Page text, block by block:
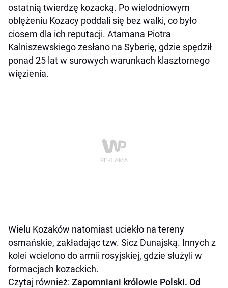
ostatnią twierdzę kozacką. Po wielodniowym
oblężeniu Kozacy poddali się bez walki, co było
ciosem dla ich reputacji. Atamana Piotra
Kalniszewskiego zesłano na Syberię, gdzie spędził
ponad 25 lat w surowych warunkach klasztornego
więzienia.
Wielu Kozaków natomiast uciekło na tereny
osmańskie, zakładając tzw. Sicz Dunajską. Innych z
kolei wcielono do armii rosyjskiej, gdzie służyli w
formacjach kozackich.
Czytaj również: Zapomniani królowie Polski. Od